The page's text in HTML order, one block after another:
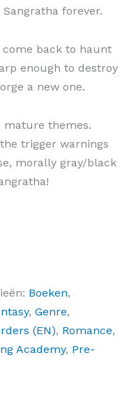
forever.
come back to haunt
enough to destroy
a new one.
mature themes.
trigger warnings
morally gray/black
Boeken,
, Genre,
(EN), Romance,
Academy, Pre-